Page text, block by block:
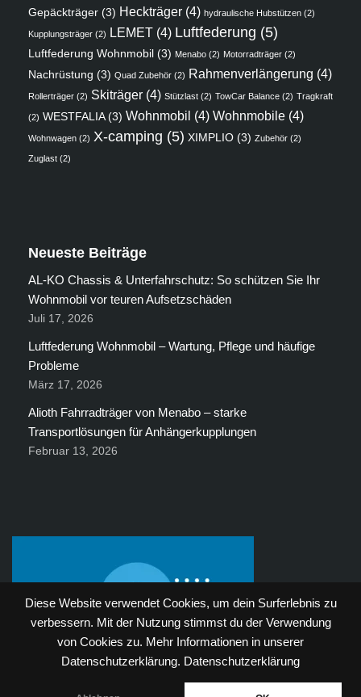
Diese Website verwendet Cookies, um dein Surferlebnis zu
verbessern. Mit der Nutzung stimmst du der Verwendung
von Cookies zu. Mehr Informationen in unserer
Datenschutzerklärung. Datenschutzerklärung
Gepäckträger (3) Heckträger (4) hydraulische Hubstützen (2)
Kupplungsträger (2) LEMET (4) Luftfederung (5)
Luftfederung Wohnmobil (3) Menabo (2) Motorradträger (2)
Nachrüstung (3) Quad Zubehör (2) Rahmenverlängerung (4)
Rollerträger (2) Skiträger (4) Stützlast (2) TowCar Balance (2) Tragkraft
(2) WESTFALIA(3) Wohnmobil (4) Wohnmobile (4)
Wohnwagen (2) X-camping (5) XIMPLIO (3) Zubehör (2)
Zuglast (2)
Neueste Beiträge
AL-KO Chassis & Unterfahrschutz: So schützen Sie Ihr
Wohnmobil vor teuren Aufsetzschäden
Juli 17, 2026
Luftfederung Wohnmobil – Wartung, Pflege und häufige
Probleme
März 17, 2026
Alioth Fahrradträger von Menabo – starke
Transportlösungen für Anhängerkupplungen
Februar 13, 2026